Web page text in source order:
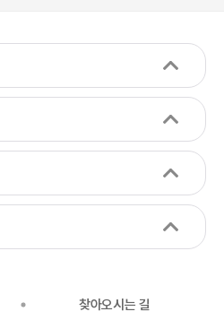
찾아오시는 길